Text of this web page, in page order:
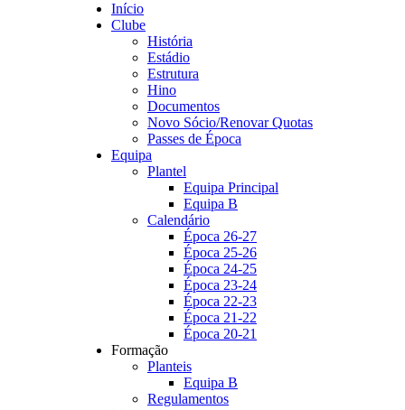
Início
Clube
História
Estádio
Estrutura
Hino
Documentos
Novo Sócio/Renovar Quotas
Passes de Época
Equipa
Plantel
Equipa Principal
Equipa B
Calendário
Época 26-27
Época 25-26
Época 24-25
Época 23-24
Época 22-23
Época 21-22
Época 20-21
Formação
Planteis
Equipa B
Regulamentos